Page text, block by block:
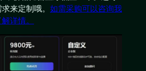
来定制哦。 如需采购可以咨询我
详情。